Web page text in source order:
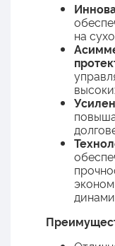
на